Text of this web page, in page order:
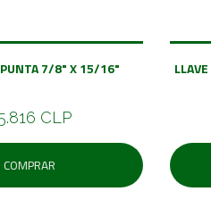
PUNTA 7/8" X 15/16"
CLP
COMPRAR